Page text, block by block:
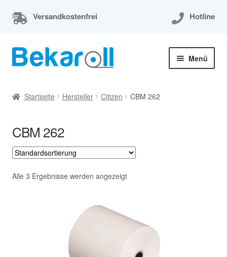
Versandkostenfrei Hotline
Zur
Navigation
Zum
Inhalt
Menü
EC-Cash Rollen
Hersteller/Gerät
Startseite Hersteller Citizen CBM 262
CBM 262
Alle 3 Ergebnisse werden angezeigt